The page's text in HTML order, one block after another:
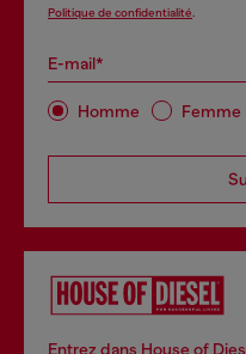
Politique de confidentialité.
E-mail*
Homme Femme
Entrez dans House of